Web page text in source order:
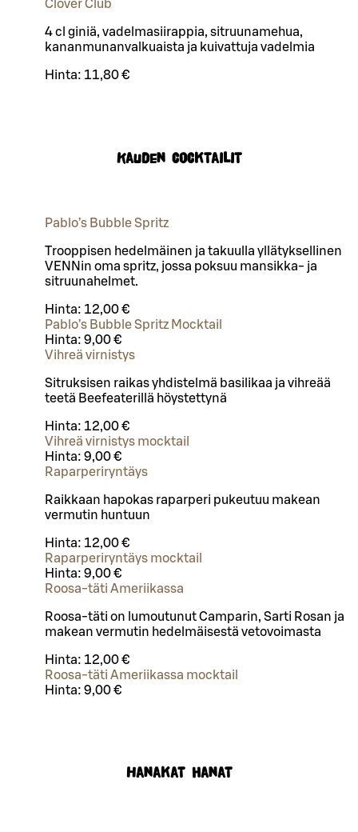
Clover Club
4 cl giniä, vadelmasiirappia, sitruunamehua,
kananmunanvalkuaista ja kuivattuja vadelmia
Hinta: 11,80 €
Kauden cocktailit
Pablo’s Bubble Spritz
Trooppisen hedelmäinen ja takuulla yllätyksellinen
VENNin oma spritz, jossa poksuu mansikka- ja
sitruunahelmet.
Hinta: 12,00 €
Pablo’s Bubble Spritz Mocktail
Hinta: 9,00 €
Vihreä virnistys
Sitruksisen raikas yhdistelmä basilikaa ja vihreää
teetä Beefeaterillä höystettynä
Hinta: 12,00 €
Vihreä virnistys mocktail
Hinta: 9,00 €
Raparperiryntäys
Raikkaan hapokas raparperi pukeutuu makean
vermutin huntuun
Hinta: 12,00 €
Raparperiryntäys mocktail
Hinta: 9,00 €
Roosa-täti Ameriikassa
Roosa-täti on lumoutunut Camparin, Sarti Rosan ja
makean vermutin hedelmäisestä vetovoimasta
Hinta: 12,00 €
Roosa-täti Ameriikassa mocktail
Hinta: 9,00 €
Hanakat hanat